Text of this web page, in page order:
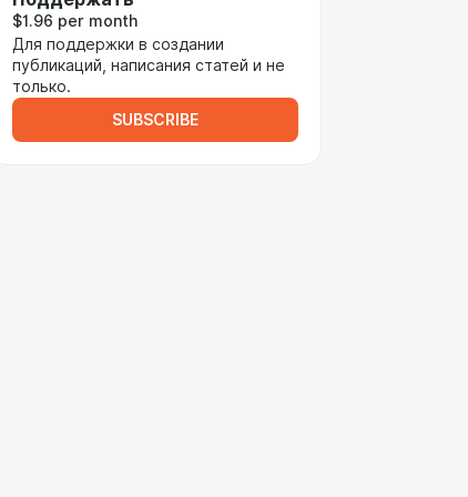
$1.96 per month
Для поддержки в создании
публикаций, написания статей и не
только.
SUBSCRIBE